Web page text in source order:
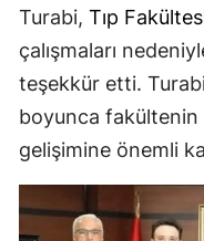
Turabi, Tıp
çalışmaları
teşekkür etti.
boyunca fakültenin
gelişimine önemli